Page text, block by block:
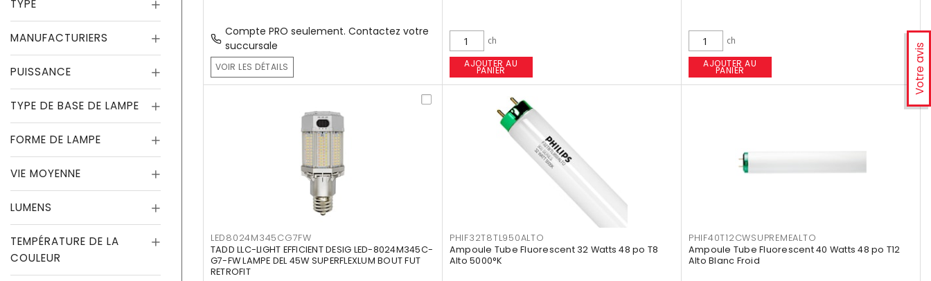
Votre avis
TYPE
MANUFACTURIERS
PUISSANCE
TYPE DE BASE DE LAMPE
FORME DE LAMPE
VIE MOYENNE
LUMENS
TEMPÉRATURE DE LA
COULEUR
Compte PRO seulement. Contactez votre
succursale
VOIR LES DÉTAILS
ch
AJOUTER AU
PANIER
ch
AJOUTER AU
PANIER
LED8024M345CG7FW
TADD LLC-LIGHT EFFICIENT DESIG LED-8024M345C-
G7-FW LAMPE DEL 45W SUPERFLEXLUM BOUT FUT
RETROFIT
PHIF32T8TL950ALTO
Ampoule Tube Fluorescent 32 Watts 48 po T8
Alto 5000°K
PHIF40T12CWSUPREMEALTO
Ampoule Tube Fluorescent 40 Watts 48 po T12
Alto Blanc Froid